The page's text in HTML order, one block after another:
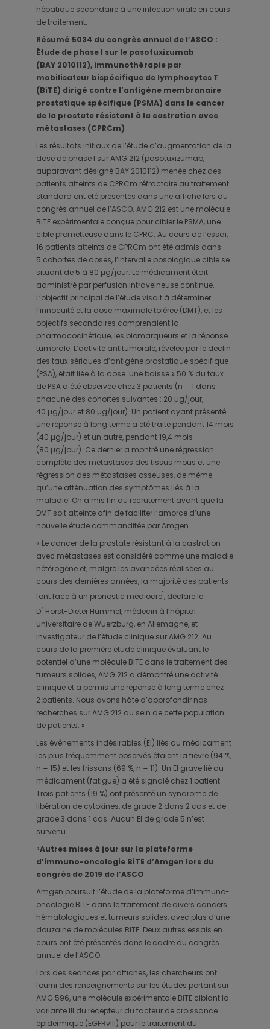
hépatique secondaire à une infection virale en cours
de traitement.
Résumé 5034 du congrès annuel de l’ASCO :
Étude de phase I sur le pasotuxizumab
(BAY 2010112), immunothérapie par
mobilisateur bispécifique de lymphocytes T
(BiTE) dirigé contre l’antigène membranaire
prostatique spécifique (PSMA) dans le cancer
de la prostate résistant à la castration avec
métastases (CPRCm)
Les résultats initiaux de l’étude d’augmentation de la
dose de phase I sur AMG 212 (pasotuxizumab,
auparavant désigné BAY 2010112) menée chez des
patients atteints de CPRCm réfractaire au traitement
standard ont été présentés dans une affiche lors du
congrès annuel de l’ASCO. AMG 212 est une molécule
BiTE expérimentale conçue pour cibler le PSMA, une
cible prometteuse dans le CPRC. Au cours de l’essai,
16 patients atteints de CPRCm ont été admis dans
5 cohortes de doses, l’intervalle posologique cible se
situant de 5 à 80 µg/jour. Le médicament était
administré par perfusion intraveineuse continue.
L’objectif principal de l’étude visait à déterminer
l’innocuité et la dose maximale tolérée (DMT), et les
objectifs secondaires comprenaient la
pharmacocinétique, les biomarqueurs et la réponse
tumorale. L’activité antitumorale, révélée par le déclin
des taux sériques d’antigène prostatique spécifique
(PSA), était liée à la dose. Une baisse ≥ 50 % du taux
de PSA a été observée chez 3 patients (n = 1 dans
chacune des cohortes suivantes : 20 µg/jour,
40 µg/jour et 80 µg/jour). Un patient ayant présenté
une réponse à long terme a été traité pendant 14 mois
(40 µg/jour) et un autre, pendant 19,4 mois
(80 µg/jour). Ce dernier a montré une régression
complète des métastases des tissus mous et une
régression des métastases osseuses, de même
qu’une atténuation des symptômes liés à la
maladie. On a mis fin au recrutement avant que la
DMT soit atteinte afin de faciliter l’amorce d’une
nouvelle étude commanditée par Amgen.
« Le cancer de la prostate résistant à la castration
avec métastases est considéré comme une maladie
hétérogène et, malgré les avancées réalisées au
cours des dernières années, la majorité des patients
font face à un pronostic médiocre1, déclare le
Dr Horst-Dieter Hummel, médecin à l’hôpital
universitaire de Wuerzburg, en Allemagne, et
investigateur de l’étude clinique sur AMG 212. Au
cours de la première étude clinique évaluant le
potentiel d’une molécule BiTE dans le traitement des
tumeurs solides, AMG 212 a démontré une activité
clinique et a permis une réponse à long terme chez
2 patients. Nous avons hâte d’approfondir nos
recherches sur AMG 212 au sein de cette population
de patients. »
Les événements indésirables (EI) liés au médicament
les plus fréquemment observés étaient la fièvre (94 %,
n = 15) et les frissons (69 %, n = 11). Un EI grave lié au
médicament (fatigue) a été signalé chez 1 patient.
Trois patients (19 %) ont présenté un syndrome de
libération de cytokines, de grade 2 dans 2 cas et de
grade 3 dans 1 cas. Aucun EI de grade 5 n’est
survenu.
>Autres mises à jour sur la plateforme
d’immuno-oncologie BiTE d’Amgen lors du
congrès de 2019 de l’ASCO
Amgen poursuit l’étude de la plateforme d’immuno-
oncologie BiTE dans le traitement de divers cancers
hématologiques et tumeurs solides, avec plus d’une
douzaine de molécules BiTE. Deux autres essais en
cours ont été présentés dans le cadre du congrès
annuel de l’ASCO.
Lors des séances par affiches, les chercheurs ont
fourni des renseignements sur les études portant sur
AMG 596, une molécule expérimentale BiTE ciblant la
variante III du récepteur du facteur de croissance
épidermique (EGFRvIII) pour le traitement du